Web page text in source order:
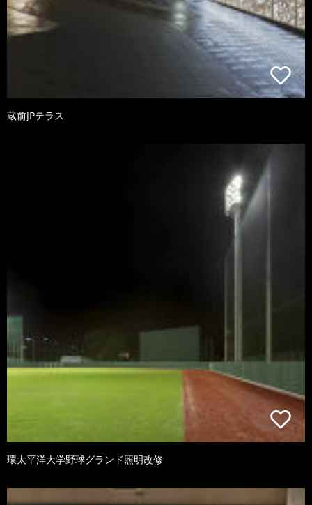
蔵前JPテラス
環太平洋大学野球グランド照明改修